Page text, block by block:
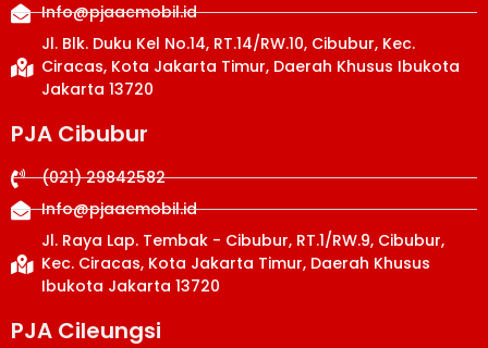
Info@pjaacmobil.id
Jl. Blk. Duku Kel No.14, RT.14/RW.10, Cibubur, Kec.
Ciracas, Kota Jakarta Timur, Daerah Khusus Ibukota
Jakarta 13720
PJA Cibubur
(021) 29842582
Info@pjaacmobil.id
Jl. Raya Lap. Tembak - Cibubur, RT.1/RW.9, Cibubur,
Kec. Ciracas, Kota Jakarta Timur, Daerah Khusus
Ibukota Jakarta 13720
PJA Cileungsi